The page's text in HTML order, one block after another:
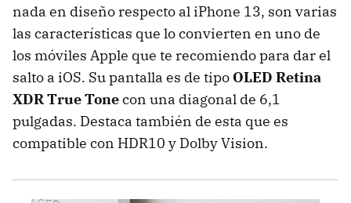
nada en diseño respecto al iPhone 13, son varias
las características que lo convierten en uno de
los móviles Apple que te recomiendo para dar el
salto a iOS. Su pantalla es de tipo OLED Retina
XDR True Tonecon una diagonal de 6,1
pulgadas. Destaca también de esta que es
compatible con HDR10 y Dolby Vision.